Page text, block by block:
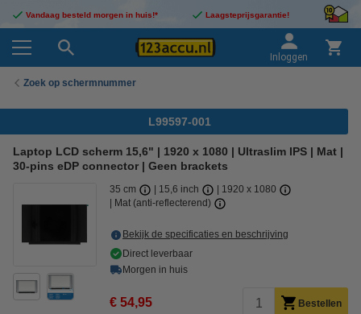
Vandaag besteld morgen in huis!* Laagsteprijsgarantie!
Inloggen
Zoek op schermnummer
L99597-001
Laptop LCD scherm 15,6" | 1920 x 1080 | Ultraslim IPS | Mat |
30-pins eDP connector | Geen brackets
35 cm 15,6 inch
1920 x 1080
Mat (anti-reflecterend)
Bekijk de specificaties en beschrijving
Direct leverbaar
Morgen in huis
€ 54,95 Bestellen